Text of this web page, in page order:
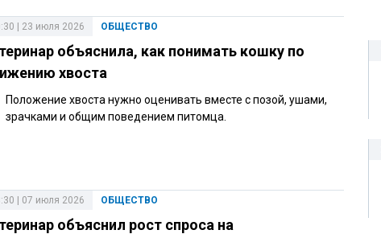
ОБЩЕСТВО
| 23 июля 2026
объяснила, как понимать кошку по
хвоста
Положение хвоста нужно оценивать вместе с позой, ушами,
зрачками и общим поведением питомца.
ОБЩЕСТВО
| 07 июля 2026
объяснил рост спроса на